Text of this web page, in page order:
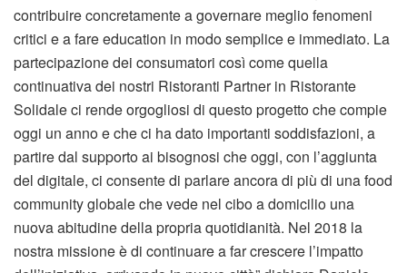
contribuire concretamente a governare meglio fenomeni
critici e a fare education in modo semplice e immediato. La
partecipazione dei consumatori così come quella
continuativa dei nostri Ristoranti Partner in Ristorante
Solidale ci rende orgogliosi di questo progetto che compie
oggi un anno e che ci ha dato importanti soddisfazioni, a
partire dal supporto ai bisognosi che oggi, con l’aggiunta
del digitale, ci consente di parlare ancora di più di una food
community globale che vede nel cibo a domicilio una
nuova abitudine della propria quotidianità. Nel 2018 la
nostra missione è di continuare a far crescere l’impatto